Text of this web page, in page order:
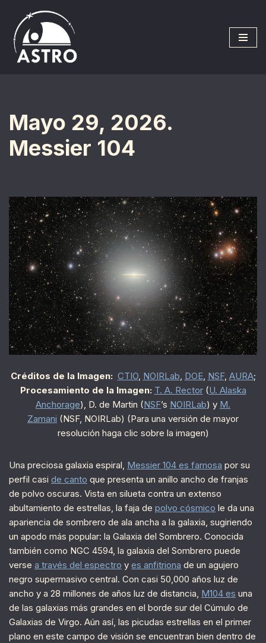
Saltar
al
contenido
Mayo 29, 2026.
Messier 104
Créditos de la Imagen: CTIO, NOIRLab, DOE, NSF, AURA;
Procesamiento de la Imagen: T. A. Rector(U. Alaska
Anchorage), D. de Martin (NSF’s NOIRLab) y M.
Zamani (NSF, NOIRLab) (Para una versión de mayor
resolución haga clic sobre la imagen)
Una preciosa galaxia espiral, Messier 104 es famosa por su
perfil casi de canto que presenta un anillo ancho de franjas
de polvo oscuras. Vista en silueta contra un extenso
abultamiento de estrellas, la faja de polvo cósmico le da una
apariencia de sombrero de ala ancha a la galaxia, sugiriendo
un apodo más popular: la Galaxia del Sombrero. Conocida
también como NGC 4594, la galaxia del Sombrero puede
verse a través del espectro y es anfitriona de un agujero
negro supermasivo central. Con casi 50,000 años luz de
ancho y a 28 millones de años luz de distancia, M104 es una
de las galaxias más grandes en el borde sur del Cúmulo de
Galaxias de Virgo. Aún así, las picudas estrellas en el primer
plano en este campo de visión se encuentran bien dentro de